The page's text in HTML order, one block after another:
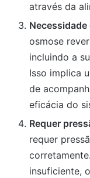
através da
osmose
incluindo a
Isso implica
de
eficácia do
Requer
requer
insuficiente,